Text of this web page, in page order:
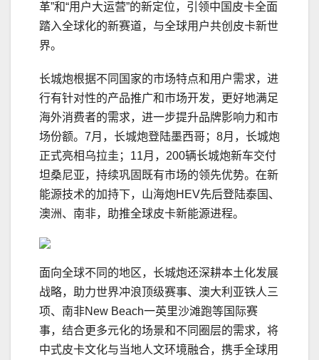
革”和“用户大运营”的新定位，引领中国皮卡全面
踏入全球化的新赛道，与全球用户共创皮卡新世
界。
长城炮根据不同国家的市场特点和用户需求，进
行有针对性的产品推广和市场开发，更好地满足
海外消费者的需求，进一步提升品牌影响力和市
场份额。7月，长城炮登陆墨西哥；8月，长城炮
正式亮相乌拉圭；11月，200辆长城炮新车交付
坦桑尼亚，持续巩固既有市场的领先优势。在新
能源技术的加持下，山海炮HEV先后登陆泰国、
澳洲、南非，助推全球皮卡新能源进程。
面向全球不同的地区，长城炮还深耕本土化发展
战略，助力世界冲浪顶级赛事、澳大利亚铁人三
项、南非New Beach一英里沙滩跑等国际赛
事，结合更多元化的场景和不同圈层的需求，将
中式皮卡文化与当地人文环境融合，携手全球用